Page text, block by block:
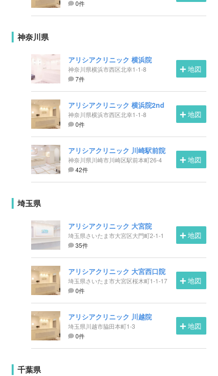
0件
神奈川県
アリシアクリニック 横浜院
神奈川県横浜市西区北幸1-1-8
7件
地図
アリシアクリニック 横浜院2nd
神奈川県横浜市西区北幸1-1-8
0件
地図
アリシアクリニック 川崎駅前院
神奈川県川崎市川崎区駅前本町26-4
42件
地図
埼玉県
アリシアクリニック 大宮院
埼玉県さいたま市大宮区大門町2-1-1
35件
地図
アリシアクリニック 大宮西口院
埼玉県さいたま市大宮区桜木町1-1-17
0件
地図
アリシアクリニック 川越院
埼玉県川越市脇田本町1-3
0件
地図
千葉県